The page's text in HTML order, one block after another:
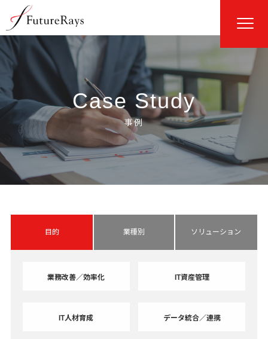
Case Study
目的 業種別 ソリューション
業務改善／効率化 IT資産管理
IT人材育成 データ統合／連携